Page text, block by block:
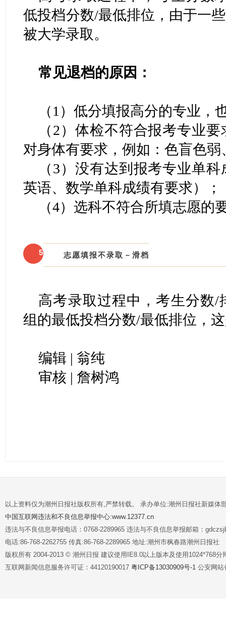
低投档分数/最低排位，由于一些
被大学录取。
常见退档的原因：
（1）低分填报高分的专业，
（2）体检不符合报考专业
对身体有要求，例如：色盲色弱
（3）没有达到报考专业单
英语、数学单科成绩有要求）；
（4）选科不符合所填志愿的
5 志愿填报不录取－滑档
高考录取过程中，考生分数
组的最低投档分数/最低排位，
编辑 | 翁纯
审核 | 詹树鸿
以上资料仅为潮州日报社版权所有,严禁转载。 承办单位:潮州日报社新媒体
中国互联网违法和不良信息举报中心:www.12377.cn
违法与不良信息举报电话：0768-2289965 违法与不良信息举报邮箱：
电话:86-768-2262755 传真:86-768-2289965 地址:潮州市枫春路潮州日报社
版权所有 2004-2013 © 潮州日报 建议使用IE8.0以上版本及使用1024*768分
互联网新闻信息服务许可证：44120190017 粤ICP备13030909号-1 公安网站